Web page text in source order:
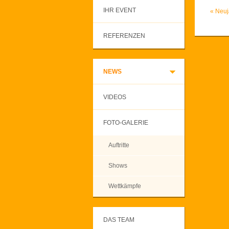
IHR EVENT
REFERENZEN
NEWS
VIDEOS
FOTO-GALERIE
Auftritte
Shows
Wettkämpfe
DAS TEAM
«